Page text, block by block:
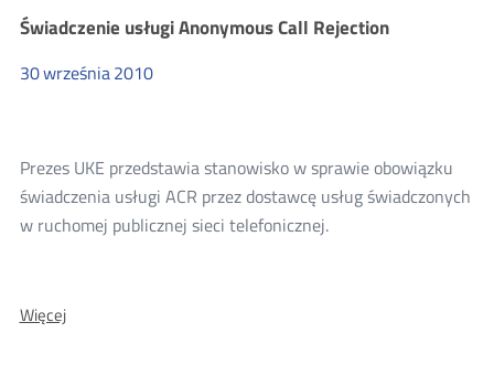
Komunikaty
2010
Świadczenie usługi Anonymous Call Rejection
30września2010
Prezes UKE przedstawia stanowisko w sprawie obowiązku
świadczenia usługi ACR przez dostawcę usług świadczonych
w ruchomej publicznej sieci telefonicznej.
WięcejO: